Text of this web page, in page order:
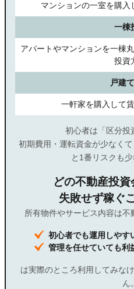
マンションの一室を購
一棟
アパートやマンションを一棟
投資
戸建
一軒家を購入して
初心者は「区分投
初期費用・運転資金が少なく
と1番リスクも
どの不動産投
失敗せず稼ぐ
所有物件やサービス内容は
初心者でも運用しやす
管理を任せていても利
は実際のところ利用してみな
ん。